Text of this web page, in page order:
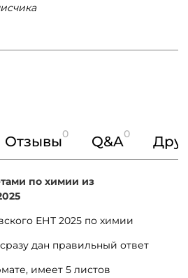
Отзывы0 Q&A0
по химии из
ЕНТ 2025 по химии
дан правильный ответ
имеет 5 листов